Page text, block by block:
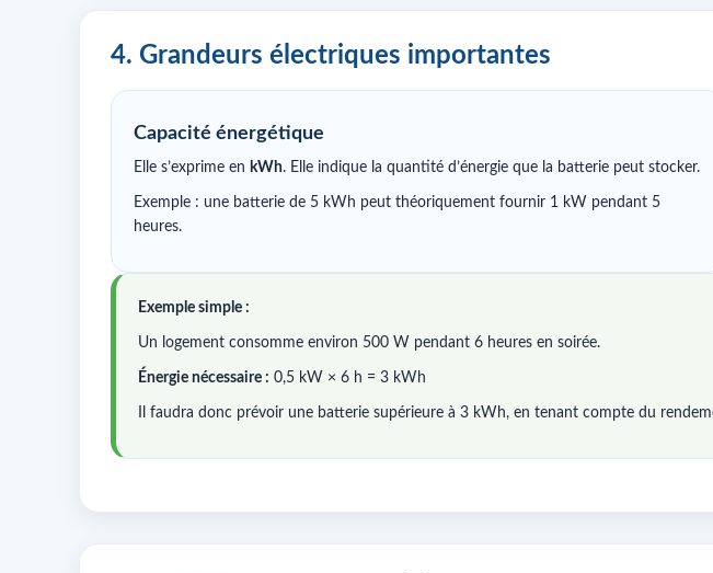
4. Grandeurs électriques importantes
Capacité énergétique
Elle s’exprime en kWh. Elle indique la quantité d’énergie que la batterie peut stocker.
Exemple : une batterie de 5 kWh peut théoriquement fournir 1 kW pendant 5
heures.
Exemple simple :
Un logement consomme environ 500 W pendant 6 heures en soirée.
Énergie nécessaire : 0,5 kW × 6 h = 3 kWh
Il faudra donc prévoir une batterie supérieure à 3 kWh, en tenant compte du